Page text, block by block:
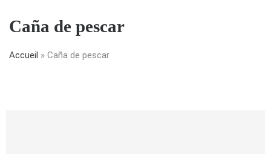
Caña de pescar
Accueil » Caña de pescar